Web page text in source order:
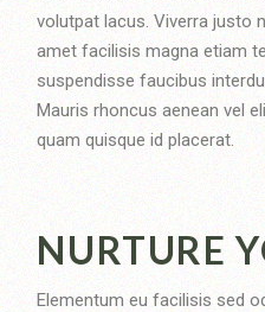
volutpat lacus. Viverra justo
amet facilisis magna etiam
suspendisse faucibus
Mauris rhoncus aenean vel
quam quisque id placerat.
NURTURE
Elementum eu facilisis sed